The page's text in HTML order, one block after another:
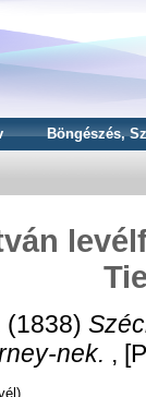
Böngészés,
(1838)
nek. ,